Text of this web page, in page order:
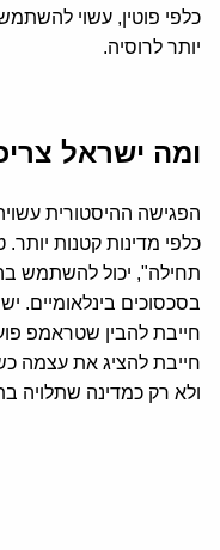
כלפי פוטין, עשוי
יותר לרוסיה.
ומה ישראל
הפגישה ההיסטורית
כלפי מדינות קטנות
תחילה", יכול להשתמש
בסכסוכים בינלאומיים.
חייבת להבין שטראמפ
חייבת להציג את עצמה
ולא רק כמדינה שתלויה